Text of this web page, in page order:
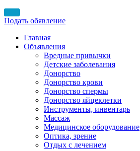
Подать обявление
Главная
Объявления
Вредные привычки
Детские заболевания
Донорство
Донорство крови
Донорство спермы
Донорство яйцеклетки
Инструменты, инвентарь
Массаж
Медицинское оборудование
Оптика, зрение
Отдых с лечением